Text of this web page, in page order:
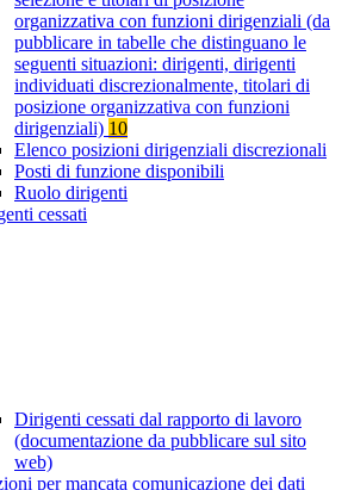
organizzativa con funzioni dirigenziali (da
pubblicare in tabelle che distinguano le
seguenti situazioni: dirigenti, dirigenti
individuati discrezionalmente, titolari di
posizione organizzativa con funzioni
dirigenziali) 10
Elenco posizioni dirigenziali discrezionali
Posti di funzione disponibili
Ruolo dirigenti
cessati
Dirigenti cessati dal rapporto di lavoro
(documentazione da pubblicare sul sito
web)
per mancata comunicazione dei dati